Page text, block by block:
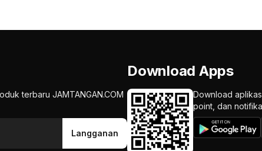
terbaru JAMTANGAN.COM
Langganan
Download Apps
Download
point, dan